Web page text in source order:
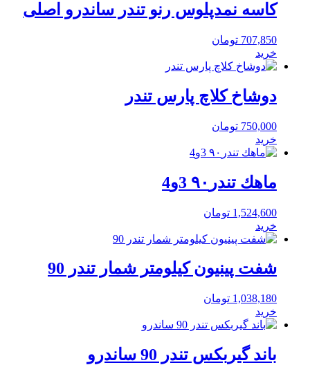
کاسه نمدپلوس رنو تندر ساندرو اصلی
707,850 تومان
خرید
دوشاخ کلاچ پارس تندر
750,000 تومان
خرید
ماهك تندر۹۰ 3و4
1,524,600 تومان
خرید
شفت پینیون کیلومتر شمار تندر 90
1,038,180 تومان
خرید
باند گیربکس تندر 90 ساندرو